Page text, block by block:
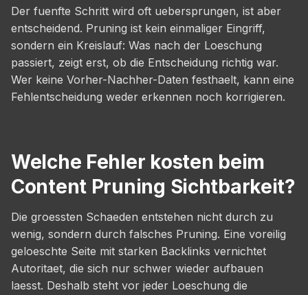
Der fuenfte Schritt wird oft uebersprungen, ist aber
entscheidend. Pruning ist kein einmaliger Eingriff,
sondern ein Kreislauf: Was nach der Loeschung
passiert, zeigt erst, ob die Entscheidung richtig war.
Wer keine Vorher-Nachher-Daten festhaelt, kann eine
Fehlentscheidung weder erkennen noch korrigieren.
Welche Fehler kosten beim
Content Pruning Sichtbarkeit?
Die groessten Schaeden entstehen nicht durch zu
wenig, sondern durch falsches Pruning. Eine voreilig
geloeschte Seite mit starken Backlinks vernichtet
Autoritaet, die sich nur schwer wieder aufbauen
laesst. Deshalb steht vor jeder Loeschung die